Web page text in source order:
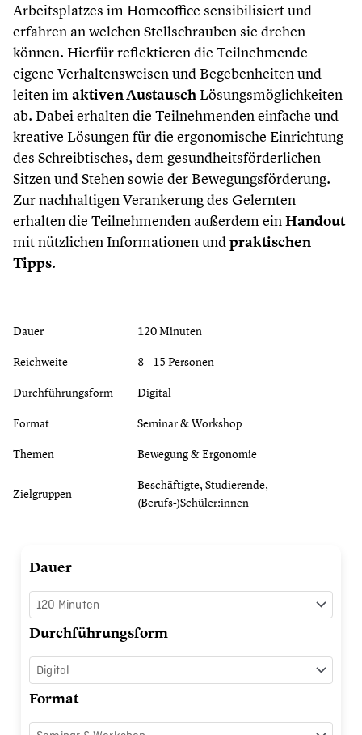
Arbeitsplatzes im Homeoffice sensibilisiert und
erfahren an welchen Stellschrauben sie drehen
können. Hierfür reflektieren die Teilnehmende
eigene Verhaltensweisen und Begebenheiten und
leiten imaktiven Austausch Lösungsmöglichkeiten
ab. Dabei erhalten die Teilnehmenden einfache und
kreative Lösungen für die ergonomische Einrichtung
des Schreibtisches, dem gesundheitsförderlichen
Sitzen und Stehen sowie der Bewegungsförderung.
Zur nachhaltigen Verankerung des Gelernten
erhalten die Teilnehmenden außerdem einHandout
mit nützlichen Informationen undpraktischen
Tipps.
Dauer
120 Minuten
Reichweite
8 - 15 Personen
Durchführungsform
Digital
Format
Seminar & Workshop
Themen
Bewegung & Ergonomie
Zielgruppen
Beschäftigte, Studierende,
(Berufs-)Schüler:innen
Dauer
Durchführungsform
Format
Ergonomisch
bewegt
arbeiten
Homeoffice
Menge